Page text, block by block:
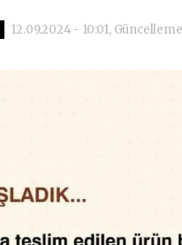
12.09.2024 - 10:01,